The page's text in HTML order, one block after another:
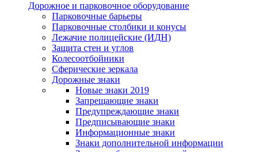
Дорожное и парковочное оборудование
Парковочные барьеры
Парковочные столбики и конусы
Лежачие полицейские (ИДН)
Защита стен и углов
Колесоотбойники
Сферические зеркала
Дорожные знаки
Новые знаки 2019
Запрещающие знаки
Предупреждающие знаки
Предписывающие знаки
Информационные знаки
Знаки дополнительной информации